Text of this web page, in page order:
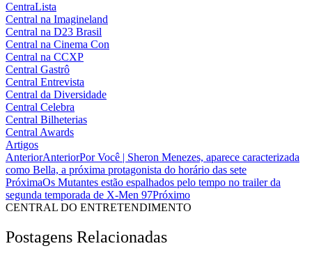
CentraLista
Central na Imagineland
Central na D23 Brasil
Central na Cinema Con
Central na CCXP
Central Gastrô
Central Entrevista
Central da Diversidade
Central Celebra
Central Bilheterias
Central Awards
Artigos
AnteriorAnteriorPor Você | Sheron Menezes, aparece caracterizada
como Bella, a próxima protagonista do horário das sete
PróximaOs Mutantes estão espalhados pelo tempo no trailer da
segunda temporada de X-Men 97Próximo
CENTRAL DO ENTRETENDIMENTO
Postagens Relacionadas